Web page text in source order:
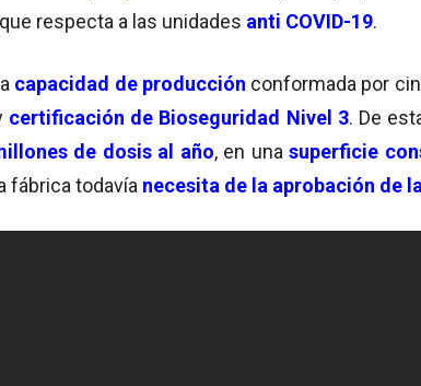
respecta a las unidades anti COVID-19.
capacidad de producción conformada por
certificación de Bioseguridad Nivel 3. De
de dosis al año, en unasuperficie
fábrica todavía necesita de la aprobación de